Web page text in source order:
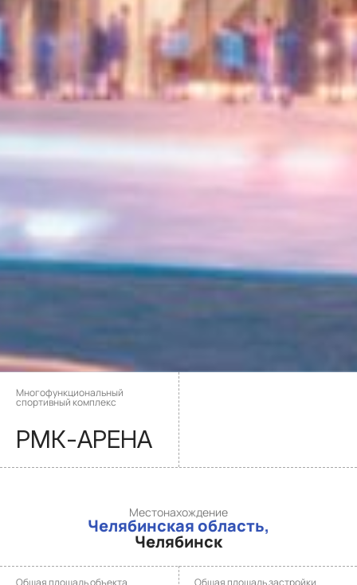
Многофункциональный
спортивный комплекс
РМК-АРЕНА
Местонахождение
Челябинская область,
Челябинск